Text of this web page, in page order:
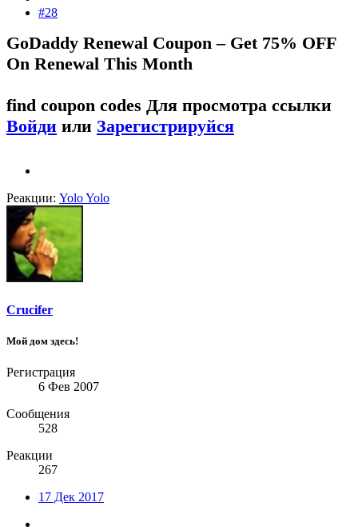
#28
GoDaddy Renewal Coupon – Get 75% OFF
On Renewal This Month
find coupon codes Для просмотра ссылки
Войди или Зарегистрируйся
Реакции: Yolo Yolo
Crucifer
Мой дом здесь!
Регистрация
6 Фев 2007
Сообщения
528
Реакции
267
17 Дек 2017